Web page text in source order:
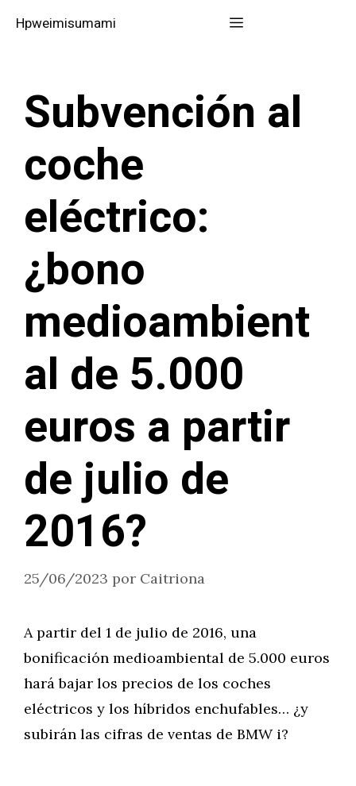
Hpweimisumami Menú
Subvención al
coche
eléctrico:
¿bono
medioambient
al de 5.000
euros a partir
de julio de
2016?
25/06/2023 por Caitriona
A partir del 1 de julio de 2016, una
bonificación medioambiental de 5.000 euros
hará bajar los precios de los coches
eléctricos y los híbridos enchufables… ¿y
subirán las cifras de ventas de BMW i?